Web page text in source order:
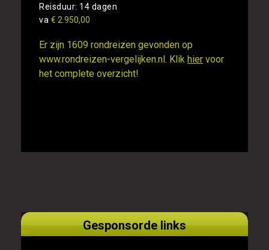
Reisduur: 14 dagen
va € 2.950,00
Er zijn 1609 rondreizen gevonden op
www.rondreizen-vergelijken.nl. Klik hier voor
het complete overzicht!
Gesponsorde links